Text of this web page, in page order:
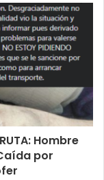
Hombre
por